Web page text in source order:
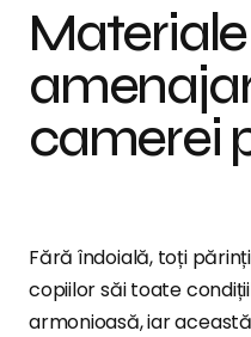
camerei
Fără îndoială, toți
copiilor săi toate
armonioasă, iar